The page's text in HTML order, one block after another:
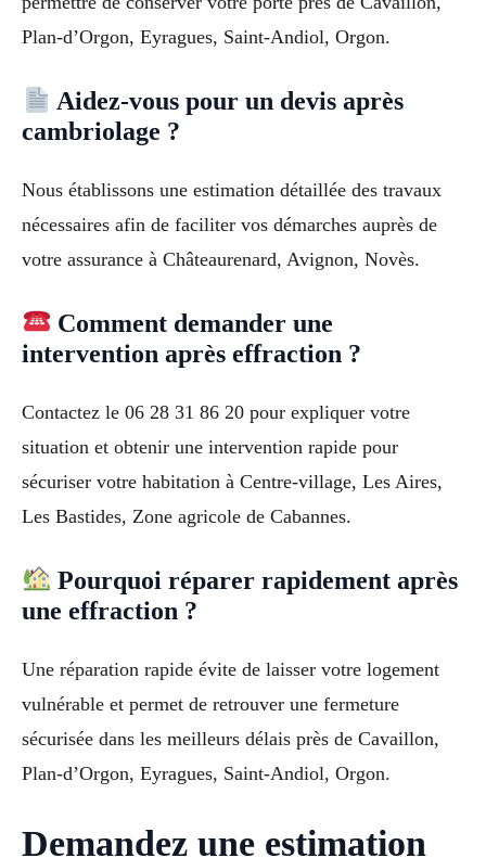
Plan-d’Orgon, Eyragues, Saint-Andiol, Orgon.
Aidez-vous pour un devis après
cambriolage ?
Nous établissons une estimation détaillée des travaux
nécessaires afin de faciliter vos démarches auprès de
votre assurance à Châteaurenard, Avignon, Novès.
Comment demander une
intervention après effraction ?
Contactez le 06 28 31 86 20 pour expliquer votre
situation et obtenir une intervention rapide pour
sécuriser votre habitation à Centre-village, Les Aires,
Les Bastides, Zone agricole de Cabannes.
Pourquoi réparer rapidement après
une effraction ?
Une réparation rapide évite de laisser votre logement
vulnérable et permet de retrouver une fermeture
sécurisée dans les meilleurs délais près de Cavaillon,
Plan-d’Orgon, Eyragues, Saint-Andiol, Orgon.
Demandez une estimation